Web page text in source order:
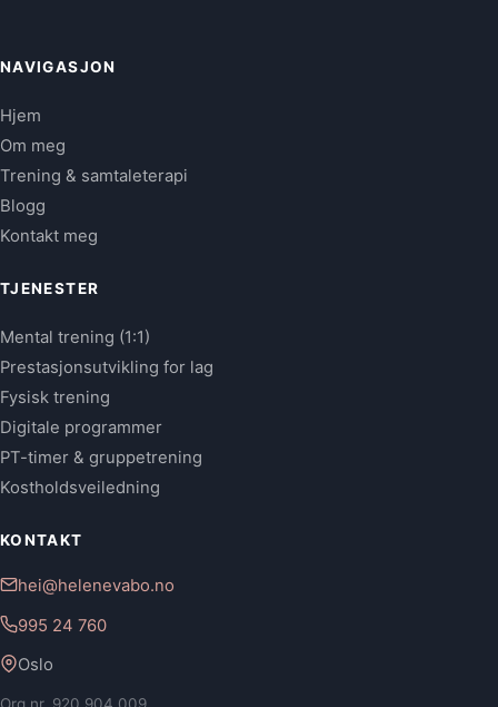
NAVIGASJON
Hjem
Om meg
Trening & samtaleterapi
Blogg
Kontakt meg
TJENESTER
Mental trening (1:1)
Prestasjonsutvikling for lag
Fysisk trening
Digitale programmer
PT-timer & gruppetrening
Kostholdsveiledning
KONTAKT
hei@helenevabo.no
995 24 760
Oslo